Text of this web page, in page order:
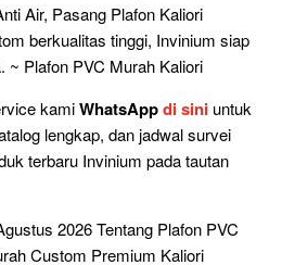
Air, Pasang Plafon Kaliori
berkualitas tinggi, Invinium siap
~ Plafon PVC Murah Kaliori
kamiWhatsAppdi sini untuk
lengkap, dan jadwal survei
terbaru Invinium pada tautan
2026 Tentang Plafon PVC
Custom Premium Kaliori